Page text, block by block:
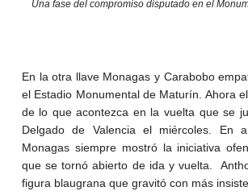
Una fase del compromiso disputado en el
En la otra llave Monagas y Carabobo
el Estadio Monumental de Maturín. Ahora
de lo que acontezca en la vuelta que se
Delgado de Valencia el miércoles. En
Monagas siempre mostró la iniciativa
que se tornó abierto de ida y vuelta.
figura blaugrana que gravitó con más